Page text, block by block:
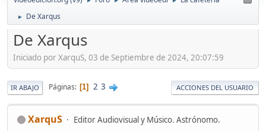
► De Xarqus
De Xarqus
Iniciado por XarquS, 03 de Septiembre de 2024, 20:07:59
IR ABAJO Páginas 1 2 3 ACCIONES DEL USUARIO
XarquS Editor Audiovisual y Músico. Astrónomo.